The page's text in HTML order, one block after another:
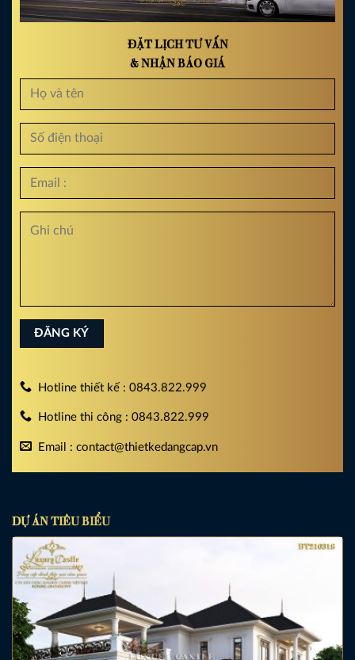
ĐẶT LỊCH TƯ VẤN
& NHẬN BÁO GIÁ
Hotline thiết kế : 0843.822.999
Hotline thi công : 0843.822.999
Email : contact@thietkedangcap.vn
DỰ ÁN TIÊU BIỂU